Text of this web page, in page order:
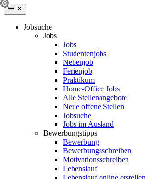
Jobsuche
Jobs
Jobs
Studentenjobs
Nebenjob
Ferienjob
Praktikum
Home-Office Jobs
Alle Stellenangebote
Neue offene Stellen
Jobsuche
Jobs im Ausland
Bewerbungstipps
Bewerbung
Bewerbungsschreiben
Motivationsschreiben
Lebenslauf
Lebenslauf online erstellen